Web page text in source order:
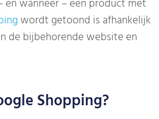
en wanneer – een product met
wordt getoond is afhankelijk
de bijbehorende website en
Shopping?